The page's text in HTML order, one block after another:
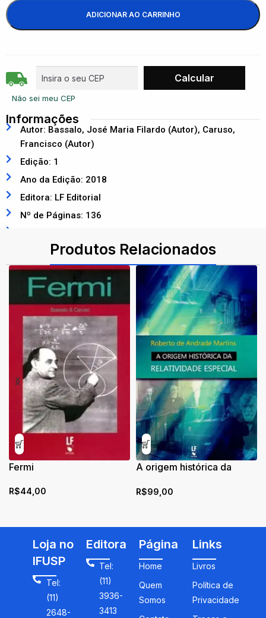
ADICIONAR AO CARRINHO
Não sei meu CEP
Informações
Autor: Bassalo, José Maria Filardo (Autor), Caruso,
Francisco (Autor)
Edição: 1
Ano da Edição: 2018
Editora: LF Editorial
Nº de Páginas: 136
Produtos Relacionados
Fermi
R$44,00
A origem histórica da
R$99,00
Loja no
IFUSP
Tel:
(11)
2648-
Editora
Tel:
(11)
3936-
3413
Página
Home
Quem
Somos
Links
Livros
Política de
Privacidade